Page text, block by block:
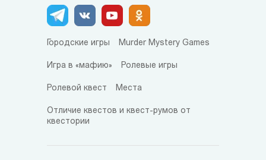
Городские игры Murder Mystery Games
Игра в «мафию» Ролевые игры
Ролевой квест Места
Отличие квестов и квест-румов от
квестории